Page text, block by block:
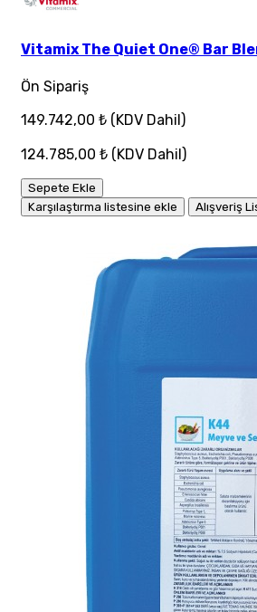
Vitamix The Quiet One® Bar
Ön Sipariş
149.742,00 ₺ (KDV Dahil)
124.785,00 ₺ (KDV Dahil)
Sepete Ekle
Karşılaştırma listesine ekle
Alışveriş